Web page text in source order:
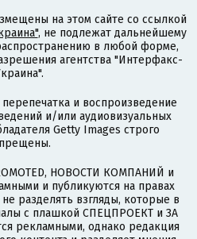
на этом сайте со ссылкой
, не подлежат дальнейшему
в любой форме,
агентства "Интерфакс-
и воспроизведение
и/или аудиовизуальных
Getty Images строго
НОВОСТИ КОМПАНИЙ и
и публикуются на правах
разделять взгляды, которые в
с плашкой СПЕЦПРОЕКТ и ЗА
рекламными, однако редакция